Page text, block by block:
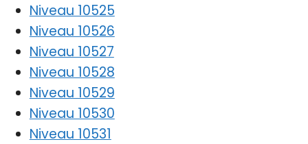
Niveau 10525
Niveau 10526
Niveau 10527
Niveau 10528
Niveau 10529
Niveau 10530
Niveau 10531